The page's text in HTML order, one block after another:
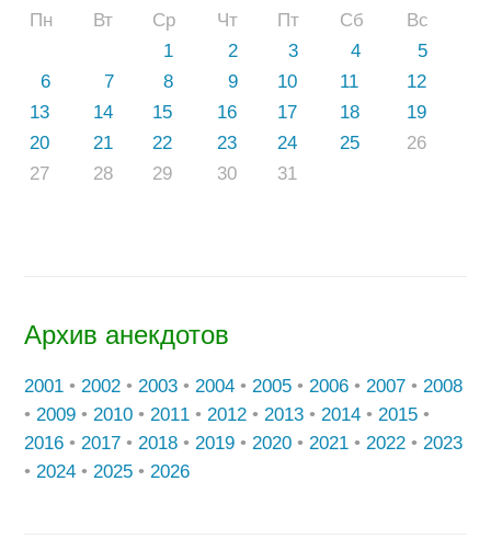
Пн Вт Ср Чт Пт Сб
Вс
1
2 3 4
5
6
7 8 9 10 11
12
13
14 15 16 17 18
19
20
21 22 23 24 25
26
27
28 29 30 31
Архив анекдотов
2001 • 2002 • 2003 • 2004 • 2005 • 2006 • 2007 • 2008
• 2009 • 2010 • 2011 • 2012 • 2013 • 2014 • 2015 •
2016 • 2017 • 2018 • 2019 • 2020 • 2021 • 2022 • 2023
• 2024 • 2025 • 2026